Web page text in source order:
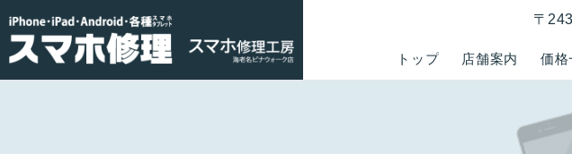
トップ 店舗案内 価格
〒